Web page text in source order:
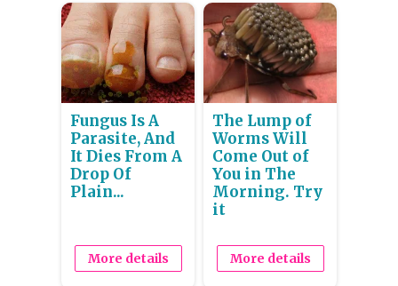
Fungus Is A
Parasite, And
It Dies From A
Drop Of
Plain...
More details
The Lump of
Worms Will
Come Out of
You in The
Morning. Try
it
More details